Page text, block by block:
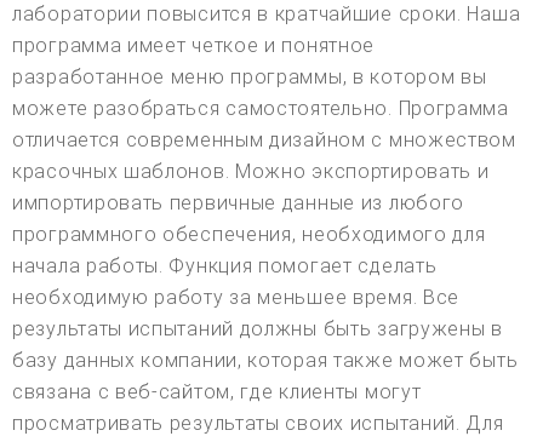
лаборатории повысится в кратчайшие сроки. Наша
программа имеет четкое и понятное
разработанное меню программы, в котором вы
можете разобраться самостоятельно. Программа
отличается современным дизайном с множеством
красочных шаблонов. Можно экспортировать и
импортировать первичные данные из любого
программного обеспечения, необходимого для
начала работы. Функция помогает сделать
необходимую работу за меньшее время. Все
результаты испытаний должны быть загружены в
базу данных компании, которая также может быть
связана с веб-сайтом, где клиенты могут
просматривать результаты своих испытаний. Для